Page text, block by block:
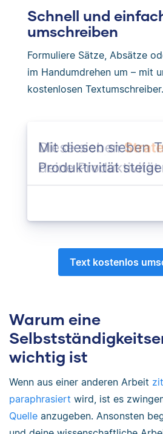
Schnell und
umschreiben
Formuliere Sätze, Absätze
im Handumdrehen um – mit
kostenlosen Textumschreiber.
Text kostenlos
Warum eine
wichtig ist
Wenn aus einer anderen Arbeit
paraphrasiert wird, ist es
Quelle anzugeben. Ansonsten